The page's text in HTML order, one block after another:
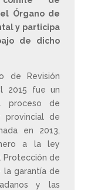
Órgano de
y participa
de dicho
de Revisión
2015 fue un
proceso de
provincial de
en 2013,
a la ley
Protección de
la garantía de
y las